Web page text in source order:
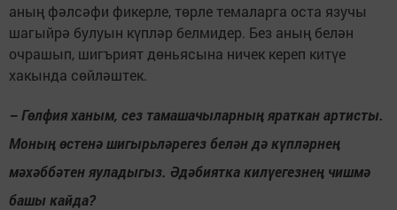
аның фәлсәфи фикерле, төрле темаларга оста язучы
шагыйрә булуын күпләр белмидер. Без аның белән
очрашып, шигърият дөньясына ничек кереп китүе
хакында сөйләштек.
– Гөлфия ханым, сез тамашачыларның яраткан артисты.
Моның өстенә шигырьләрегез белән дә күпләрнең
мәхәббәтен яуладыгыз. Әдәбиятка килүегезнең чишмә
башы кайда?